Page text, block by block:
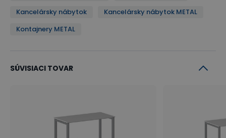
Kancelársky nábytok
Kancelársky nábytok METAL
Kontajnery METAL
SÚVISIACI TOVAR